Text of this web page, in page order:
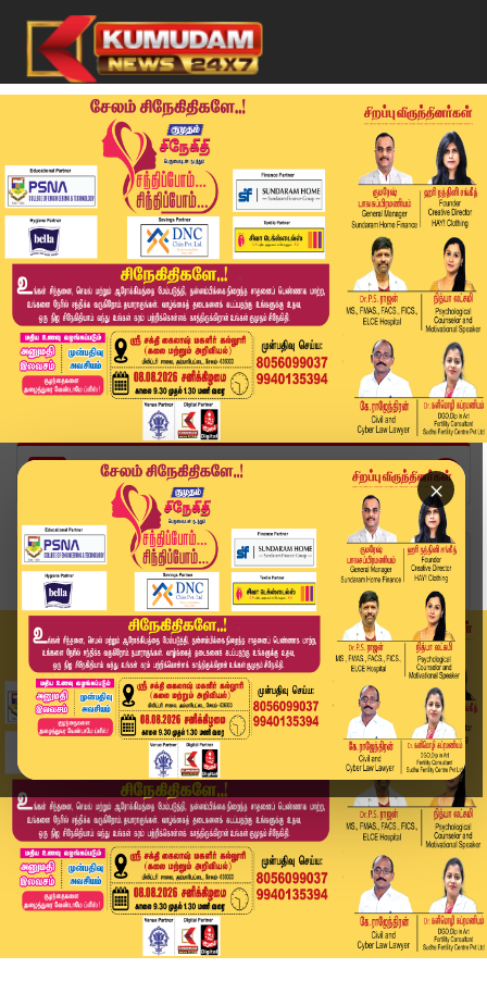
×
Home
வீடியோ ஸ்டோரி
SPEED NEWS TAMIL | 25 APR 2026 | விரைவுச் செய்த...